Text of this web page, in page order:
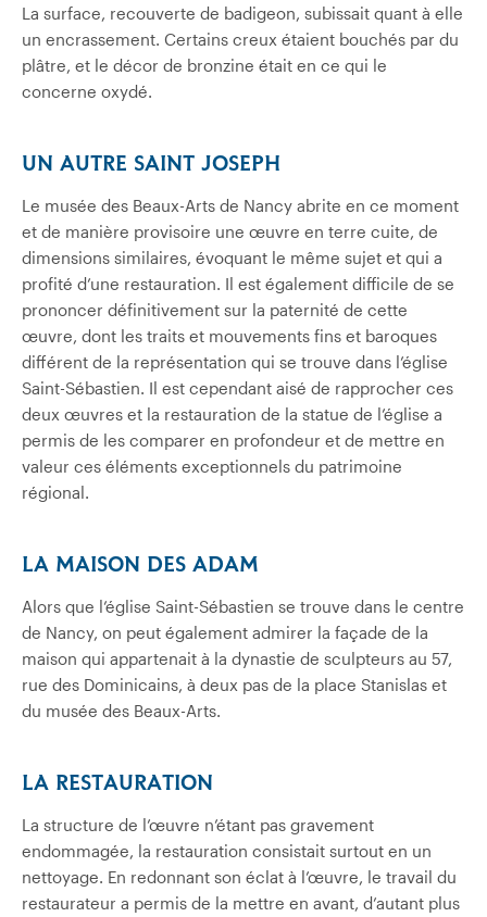
La surface, recouverte de badigeon, subissait quant à elle
un encrassement. Certains creux étaient bouchés par du
plâtre, et le décor de bronzine était en ce qui le
concerne oxydé.
UN AUTRE SAINT JOSEPH
Le musée des Beaux-Arts de Nancy abrite en ce moment
et de manière provisoire une œuvre en terre cuite, de
dimensions similaires, évoquant le même sujet et qui a
profité d’une restauration. Il est également difficile de se
prononcer définitivement sur la paternité de cette
œuvre, dont les traits et mouvements fins et baroques
différent de la représentation qui se trouve dans l’église
Saint-Sébastien. Il est cependant aisé de rapprocher ces
deux œuvres et la restauration de la statue de l’église a
permis de les comparer en profondeur et de mettre en
valeur ces éléments exceptionnels du patrimoine
régional.
LA MAISON DES ADAM
Alors que l’église Saint-Sébastien se trouve dans le centre
de Nancy, on peut également admirer la façade de la
maison qui appartenait à la dynastie de sculpteurs au 57,
rue des Dominicains, à deux pas de la place Stanislas et
du musée des Beaux-Arts.
LA RESTAURATION
La structure de l’œuvre n’étant pas gravement
endommagée, la restauration consistait surtout en un
nettoyage. En redonnant son éclat à l’œuvre, le travail du
restaurateur a permis de la mettre en avant, d’autant plus